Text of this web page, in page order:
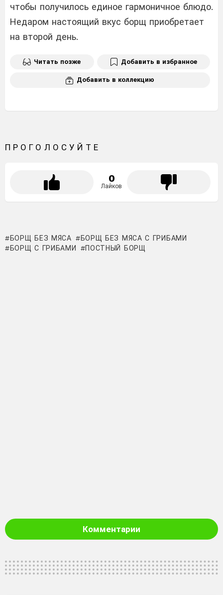
чтобы получилось единое гармоничное блюдо.
Недаром настоящий вкус борщ приобретает
на второй день.
Читать позже Добавить в избранное
Добавить в коллекцию
ПРОГОЛОСУЙТЕ
0
Лайков
БОРЩ БЕЗ МЯСА
БОРЩ БЕЗ МЯСА С ГРИБАМИ
БОРЩ С ГРИБАМИ
ПОСТНЫЙ БОРЩ
Комментарии